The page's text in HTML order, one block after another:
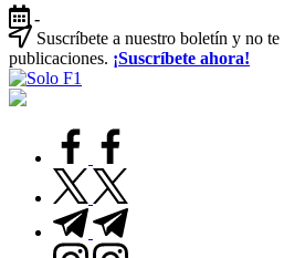
Saltar
al
contenido
-
Suscríbete a nuestro boletín y no
publicaciones. ¡Suscríbete ahora!
Para
facebook.com
twitter.com
t.me
instagram.com